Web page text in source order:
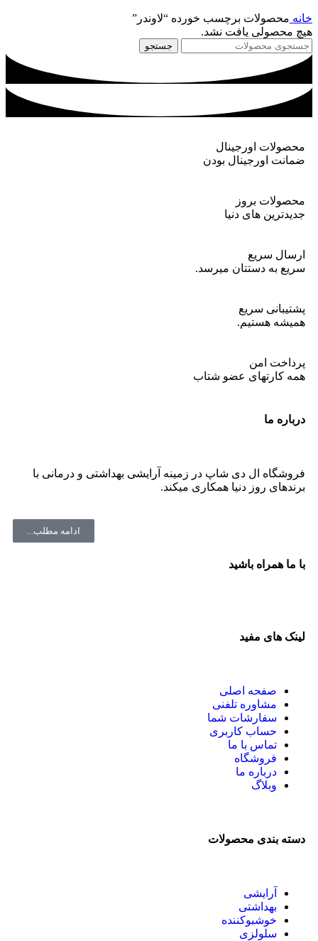
خانه محصولات برچسب خورده “لاوندر”
هیچ محصولی یافت نشد.
جستجو
محصولات اورجینال
ضمانت اورجینال بودن
محصولات بروز
جدیدترین های دنیا
ارسال سریع
سریع به دستتان میرسد.
پشتیبانی سریع
همیشه هستیم.
پرداخت امن
همه کارتهای عضو شتاب
درباره ما
فروشگاه ال دی شاپ در زمینه آرایشی بهداشتی و درمانی با
برندهای روز دنیا همکاری میکند.
ادامه مطلب...
با ما همراه باشید
لینک های مفید
صفحه اصلی
مشاوره تلفنی
سفارشات شما
حساب کاربری
تماس با ما
فروشگاه
درباره ما
وبلاگ
دسته بندی محصولات
آرایشی
بهداشتی
خوشبوکننده
سلولزی